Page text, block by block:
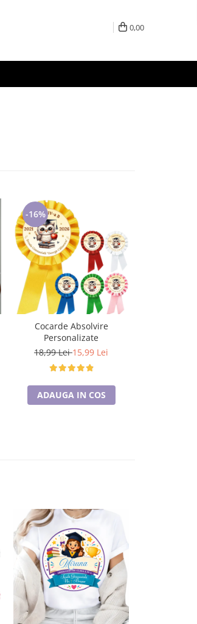
0,00
-16%
Cocarde Absolvire
Personalizate
18,99 Lei15,99 Lei
ADAUGA IN COS